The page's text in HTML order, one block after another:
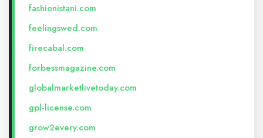
fashionistani.com
feelingswed.com
firecabal.com
forbessmagazine.com
globalmarketlivetoday.com
gpl-license.com
grow2every.com